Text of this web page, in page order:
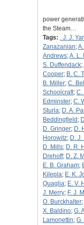
power
the Steam…
Tags: . J. J.
Zanazanian;
Andrews;A. L.
S. Duffendack;
Cooper; B. C.
B. Miller; C.
Schoolcraft; C.
Edminster; C.
Sturla; D. A.
Beddingfield ;
D. Gringer; D.
Horowitz; D.
D. Mills; D. R.
Drehoff; D. Z.
E. B. Graham;
Kilepla; E. K.
Quaglia; E. V.
J. Merry; F. J.
O. Burckhalter;
X. Baldino; G.
Lamonettin; G.